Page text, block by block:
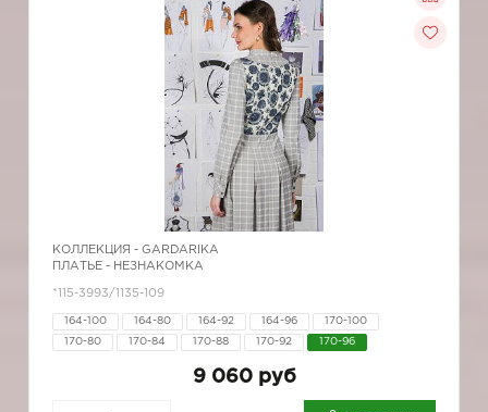
КОЛЛЕКЦИЯ - GARDARIKA
ПЛАТЬЕ - НЕЗНАКОМКА
*115-3993/1135-109
164-100 164-80 164-92 164-96 170-100
170-80 170-84 170-88 170-92 170-96
9 060 руб